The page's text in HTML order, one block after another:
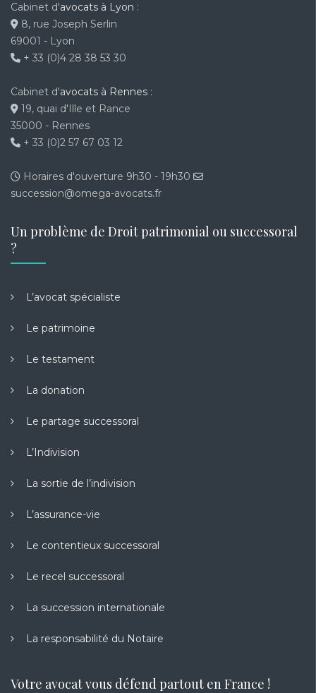
Cabinet d'avocats à Lyon :
8, rue Joseph Serlin
69001 - Lyon
+ 33 (0)4 28 38 53 30
Cabinet d'avocats à Rennes :
19, quai d'Ille et Rance
35000 - Rennes
+ 33 (0)2 57 67 03 12
Horaires d'ouverture 9h30 - 19h30
succession@omega-avocats.fr
Un problème de Droit patrimonial ou successoral
?
L’avocat spécialiste
Le patrimoine
Le testament
La donation
Le partage successoral
L’Indivision
La sortie de l’indivision
L’assurance-vie
Le contentieux successoral
Le recel successoral
La succession internationale
La responsabilité du Notaire
Votre avocat vous défend partout en France !